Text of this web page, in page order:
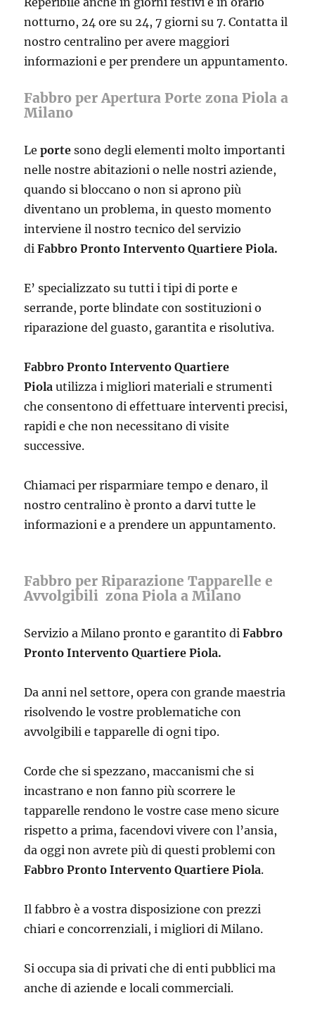
notturno, 24 ore su 24, 7 giorni su 7. Contatta il
nostro centralino per avere maggiori
informazioni e per prendere un appuntamento.
Fabbro per Apertura Porte zona Piola a
Milano
Leportesono degli elementi molto importanti
nelle nostre abitazioni o nelle nostri aziende,
quando si bloccano o non si aprono più
diventano un problema, in questo momento
interviene il nostro tecnico del servizio
diFabbro Pronto Intervento Quartiere Piola.
E’ specializzato su tutti i tipi di porte e
serrande, porte blindate con sostituzioni o
riparazione del guasto, garantita e risolutiva.
Fabbro Pronto Intervento Quartiere
Piolautilizza i migliori materiali e strumenti
che consentono di effettuare interventi precisi,
rapidi e che non necessitano di visite
successive.
Chiamaci per risparmiare tempo e denaro, il
nostro centralino è pronto a darvi tutte le
informazioni e a prendere un appuntamento.
Fabbro per Riparazione Tapparelle e
Avvolgibili zona Piola a Milano
Servizio a Milano pronto e garantito diFabbro
Pronto Intervento Quartiere Piola.
Da anni nel settore, opera con grande maestria
risolvendo le vostre problematiche con
avvolgibili e tapparelle di ogni tipo.
Corde che si spezzano, maccanismi che si
incastrano e non fanno più scorrere le
tapparelle rendono le vostre case meno sicure
rispetto a prima, facendovi vivere con l’ansia,
da oggi non avrete più di questi problemi con
Fabbro Pronto Intervento Quartiere Piola.
Il fabbro è a vostra disposizione con prezzi
chiari e concorrenziali, i migliori di Milano.
Si occupa sia di privati che di enti pubblici ma
anche di aziende e locali commerciali.